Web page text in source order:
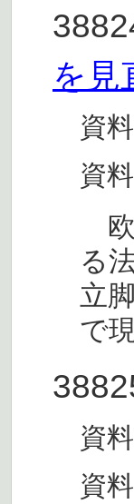
を見
資
資
欧
る
立
で
資
資